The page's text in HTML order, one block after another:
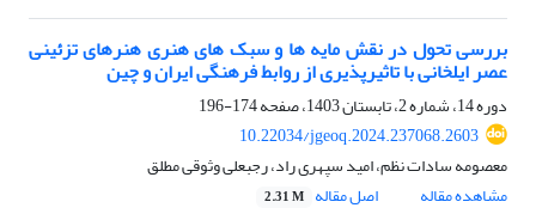
بررسی تحول در نقش مایه ها و سبک های هنری هنرهای تزئینی
عصر ایلخانی با تاثیرپذیری از روابط فرهنگی ایران و چین
دوره 14، شماره 2، تابستان 1403، صفحه
174-196
10.22034/jgeoq.2024.237068.2603
معصومه سادات نظم، امید سپهری راد، رجبعلی وثوقی مطلق
مشاهده مقاله
اصل مقاله 2.31 M